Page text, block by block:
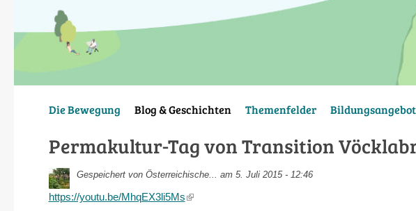
Die Bewegung Blog & Geschichten Themenfelder
Permakultur-Tag von Transition
Gespeichert von Österreichische... am 5. Juli 2015 - 12:46
https://youtu.be/MhqEX3li5Ms(link